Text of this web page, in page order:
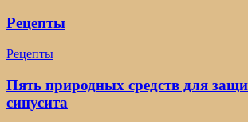
Рецепты
Рецепты
Пять природных средств для
синусита